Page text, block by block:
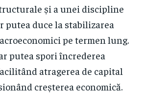
și a unei discipline
putea duce la stabilizarea
pe termen lung.
putea spori încrederea
atragerea de capital
creșterea economică.